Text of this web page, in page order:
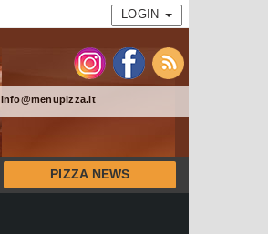
LOGIN
info@menupizza.it
PIZZA NEWS